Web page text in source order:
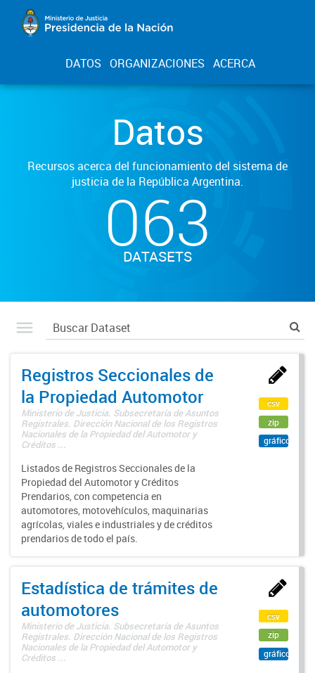
DATOS ORGANIZACIONES ACERCA
Datos
Recursos acerca del funcionamiento del sistema de
justicia de la República Argentina.
063
DATASETS
Registros Seccionales de
la Propiedad Automotor
Ministerio de Justicia. Subsecretaría de Asuntos
Registrales. Dirección Nacional de los Registros
Nacionales de la Propiedad del Automotor y
Créditos ...
Listados de Registros Seccionales de la
Propiedad del Automotor y Créditos
Prendarios, con competencia en
automotores, motovehículos, maquinarias
agrícolas, viales e industriales y de créditos
prendarios de todo el país.
csv
zip
gráfico
Estadística de trámites de
automotores
Ministerio de Justicia. Subsecretaría de Asuntos
Registrales. Dirección Nacional de los Registros
Nacionales de la Propiedad del Automotor y
Créditos ...
csv
zip
gráfico